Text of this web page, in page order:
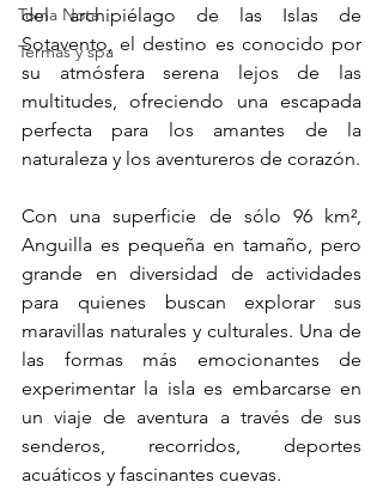
Toma Nota
Termas y spa
del archipiélago de las Islas de
Sotavento, el destino es conocido por
su atmósfera serena lejos de las
multitudes, ofreciendo una escapada
perfecta para los amantes de la
naturaleza y los aventureros de corazón.
Con una superficie de sólo 96 km²,
Anguilla es pequeña en tamaño, pero
grande en diversidad de actividades
para quienes buscan explorar sus
maravillas naturales y culturales. Una de
las formas más emocionantes de
experimentar la isla es embarcarse en
un viaje de aventura a través de sus
senderos, recorridos, deportes
acuáticos y fascinantes cuevas.